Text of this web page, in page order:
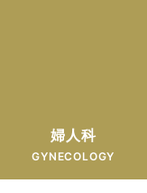
婦人科
GYNECOLOGY